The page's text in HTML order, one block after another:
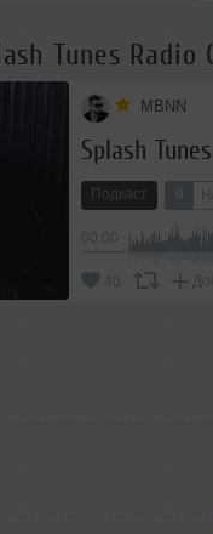
Tunes Radio
MBNN
Splash
Подкаст 9